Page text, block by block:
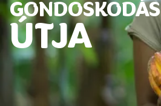
GONDOSKODÁS
ÚTJA